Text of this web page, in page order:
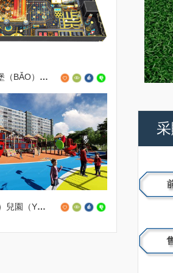
室內淘氣堡（BǍO）運動公園
幼（YÒU）兒園（YUÁN）木製組合滑梯設（SHÈ）備